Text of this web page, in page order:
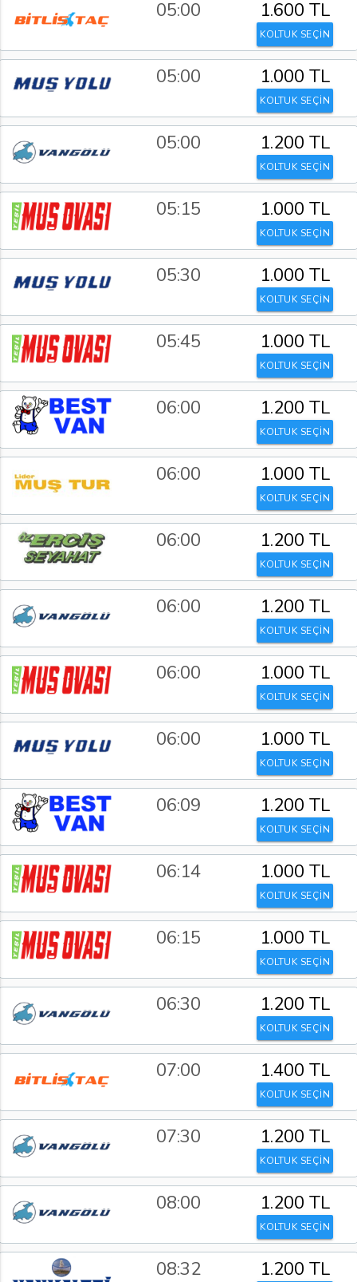
05:00 1.600 TL
KOLTUK SEÇİN
05:00 1.000 TL
KOLTUK SEÇİN
05:00 1.200 TL
KOLTUK SEÇİN
05:15 1.000 TL
KOLTUK SEÇİN
05:30 1.000 TL
KOLTUK SEÇİN
05:45 1.000 TL
KOLTUK SEÇİN
06:00 1.200 TL
KOLTUK SEÇİN
06:00 1.000 TL
KOLTUK SEÇİN
06:00 1.200 TL
KOLTUK SEÇİN
06:00 1.200 TL
KOLTUK SEÇİN
06:00 1.000 TL
KOLTUK SEÇİN
06:00 1.000 TL
KOLTUK SEÇİN
06:09 1.200 TL
KOLTUK SEÇİN
06:14 1.000 TL
KOLTUK SEÇİN
06:15 1.000 TL
KOLTUK SEÇİN
06:30 1.200 TL
KOLTUK SEÇİN
07:00 1.400 TL
KOLTUK SEÇİN
07:30 1.200 TL
KOLTUK SEÇİN
08:00 1.200 TL
KOLTUK SEÇİN
08:32 1.200 TL